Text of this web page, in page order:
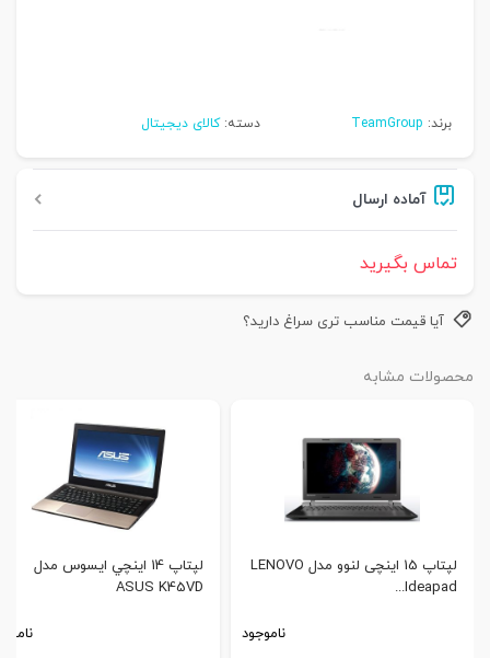
برند: TeamGroup دسته:کالای دیجیتال
آماده ارسال
تماس بگیرید
آیا قیمت مناسب تری سراغ دارید؟
محصولات مشابه
لپتاپ 15 اینچی لنوو مدل LENOVO
Ideapad...
ناموجود
لپتاپ 14 اينچي ايسوس مدل
ASUS K45VD